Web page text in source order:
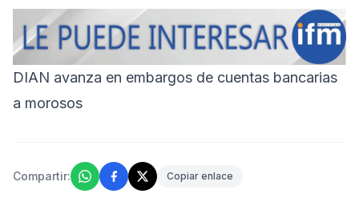
DIAN avanza en embargos de cuentas bancarias
a morosos
Compartir: Copiar enlace